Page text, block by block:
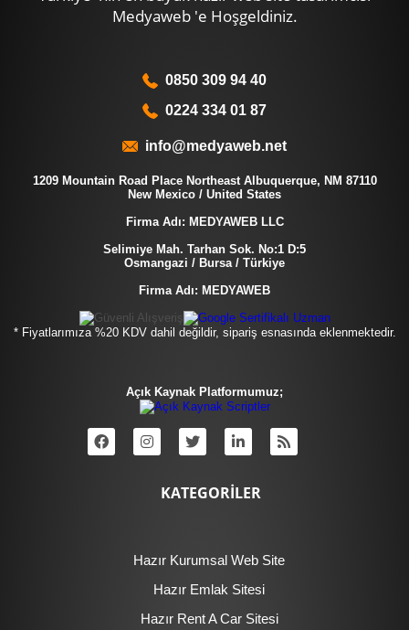
Medyaweb 'e Hoşgeldiniz.
0850 309 94 40
0224 334 01 87
info@medyaweb.net
1209 Mountain Road Place Northeast Albuquerque, NM 87110
New Mexico / United States
Firma Adı: MEDYAWEB LLC
Selimiye Mah. Tarhan Sok. No:1 D:5
Osmangazi / Bursa / Türkiye
Firma Adı: MEDYAWEB
* Fiyatlarımıza %20 KDV dahil değildir, sipariş esnasında eklenmektedir.
Açık Kaynak Platformumuz;
KATEGORİLER
Hazır Kurumsal Web Site
Hazır Emlak Sitesi
Hazır Rent A Car Sitesi